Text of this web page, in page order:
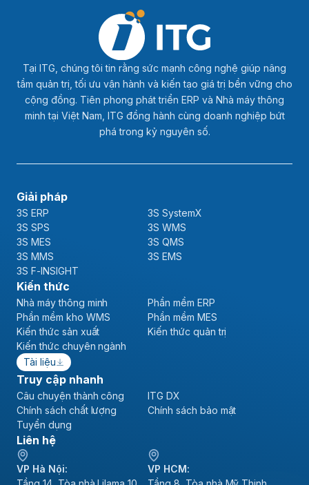
Tại ITG, chúng tôi tin rằng sức mạnh công nghệ giúp nâng
tầm quản trị, tối ưu vận hành và kiến tạo giá trị bền vững cho
cộng đồng. Tiên phong phát triển ERP và Nhà máy thông
minh tại Việt Nam, ITG đồng hành cùng doanh nghiệp bứt
phá trong kỷ nguyên số.
Giải pháp
3S ERP
3S SystemX
3S SPS
3S WMS
3S MES
3S QMS
3S MMS
3S EMS
3S F-INSIGHT
Kiến thức
Nhà máy thông minh
Phần mềm ERP
Phần mềm kho WMS
Phần mềm MES
Kiến thức sản xuất
Kiến thức quản trị
Kiến thức chuyên ngành
Tài liệu
Truy cập nhanh
Câu chuyện thành công
ITG DX
Chính sách chất lượng
Chính sách bảo mật
Tuyển dụng
Liên hệ
VP Hà Nội:
VP HCM: